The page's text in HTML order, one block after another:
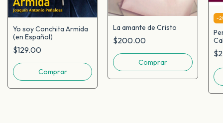
Yo soy Conchita Armida
(en Español)
$129.00
La amante de Cristo
$200.00
-